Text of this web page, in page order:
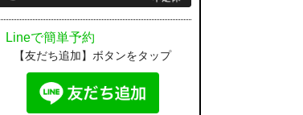
Lineで簡単予約
【友だち追加】ボタンをタップ